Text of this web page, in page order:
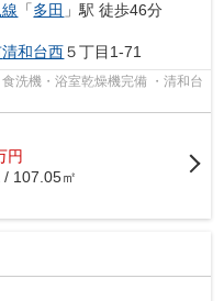
「多田 」駅 徒歩46分
清和台西５丁目1-71
洗機・浴室乾燥機完備 ・清和台
円
107.05㎡